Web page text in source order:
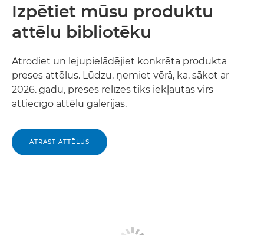
Izpētiet mūsu produktu
attēlu bibliotēku
Atrodiet un lejupielādējiet konkrēta produkta
preses attēlus. Lūdzu, ņemiet vērā, ka, sākot ar
2026. gadu, preses relīzes tiks iekļautas virs
attiecīgo attēlu galerijas.
ATRAST ATTĒLUS